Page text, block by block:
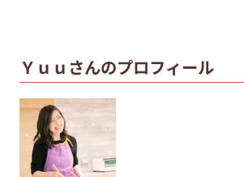
Ｙｕｕさんのプロフィール